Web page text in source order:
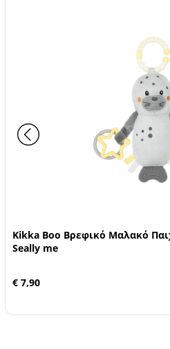
Kikka Boo Βρεφικό Μαλακό
Seally me
€ 7,90